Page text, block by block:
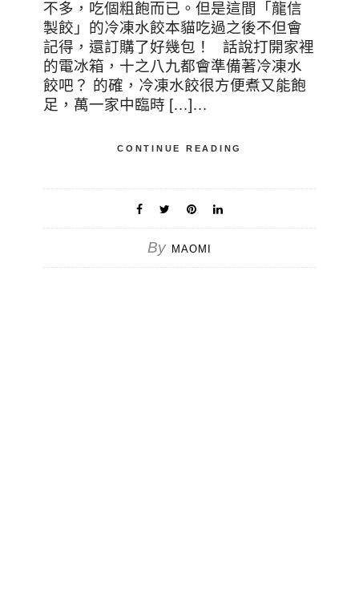
不多，吃個粗飽而已。但是這間「龍信
製餃」的冷凍水餃本貓吃過之後不但會
記得，還訂購了好幾包！ 話說打開家裡
的電冰箱，十之八九都會準備著冷凍水
餃吧？ 的確，冷凍水餃很方便煮又能飽
足，萬一家中臨時 […]…
CONTINUE READING
By MAOMI